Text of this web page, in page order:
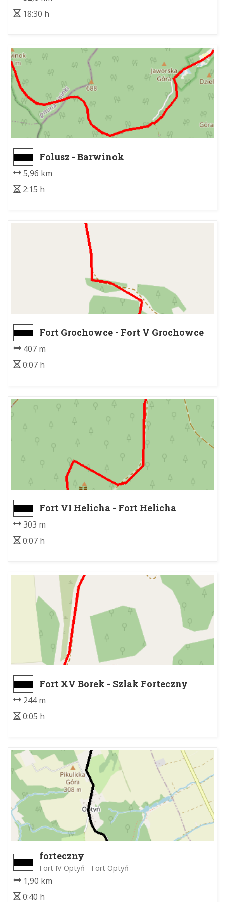
18:30 h
Folusz - Barwinok
5,96 km
2:15 h
Fort Grochowce - Fort V Grochowce
407 m
0:07 h
Fort VI Helicha - Fort Helicha
303 m
0:07 h
Fort XV Borek - Szlak Forteczny
244 m
0:05 h
forteczny
Fort IV Optyń - Fort Optyń
1,90 km
0:40 h